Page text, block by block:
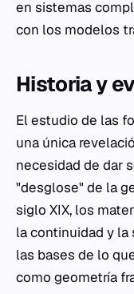
en sistemas
con los modelos
Historia y
El estudio de las
una única
necesidad de dar
"desglose" de la
siglo XIX, los
la continuidad y la
las bases de lo
como geometría